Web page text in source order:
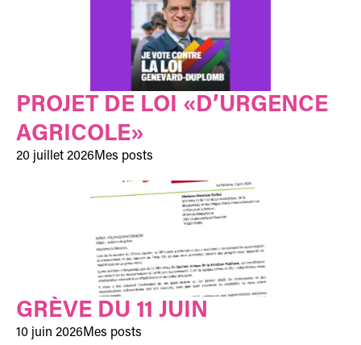
PROJET DE LOI «D’URGENCE
AGRICOLE»
20 juillet 2026Mes posts
GRÈVE DU 11 JUIN
10 juin 2026 Mes posts